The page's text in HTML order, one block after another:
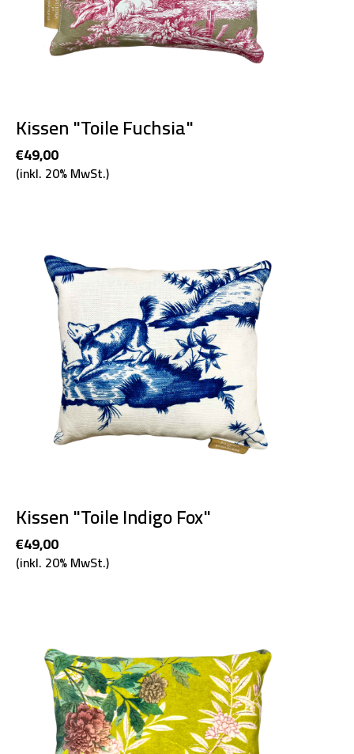
Kissen "Toile Fuchsia"
€49,00
(inkl. 20% MwSt.)
Kissen "Toile Indigo Fox"
€49,00
(inkl. 20% MwSt.)